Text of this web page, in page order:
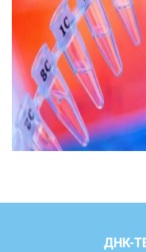
ДНК-